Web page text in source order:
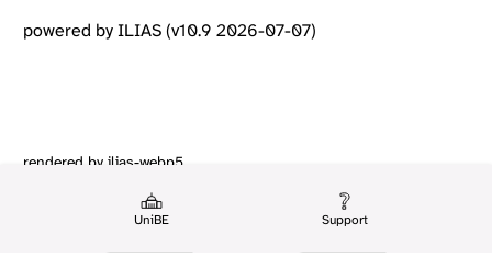
UniBE Support
powered by ILIAS (v10.9 2026-07-07)
rendered by ilias-webp5